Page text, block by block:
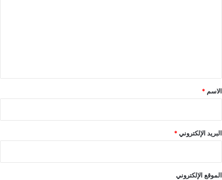
*
الاسم *
البريد الإلكتروني*
الموقع الإلكتروني